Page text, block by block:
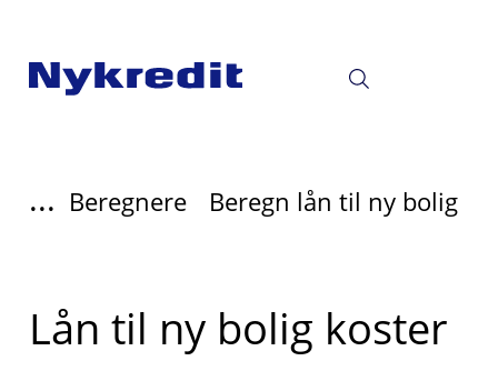
... Beregnere Beregn lån til ny bolig
Lån til ny bolig koster